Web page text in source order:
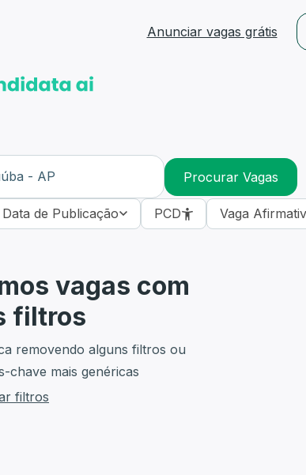
Anunciar vagas grátis
Procurar Vagas
Data de Publicação PCD Vaga
vagas com
filtros
removendo alguns filtros ou
chave mais genéricas
filtros